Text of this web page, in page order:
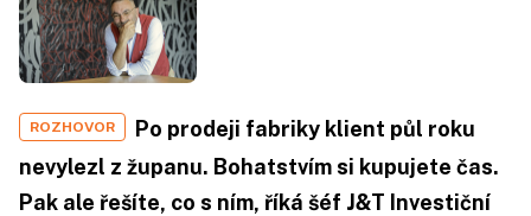
ROZHOVOR
Po prodeji fabriky klient půl roku
nevylezl z županu. Bohatstvím si kupujete čas.
Pak ale řešíte, co s ním, říká šéf J&T Investiční